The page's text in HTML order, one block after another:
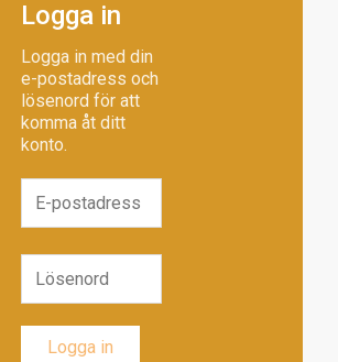
Logga in
Logga in med din
e-postadress och
lösenord för att
komma åt ditt
konto.